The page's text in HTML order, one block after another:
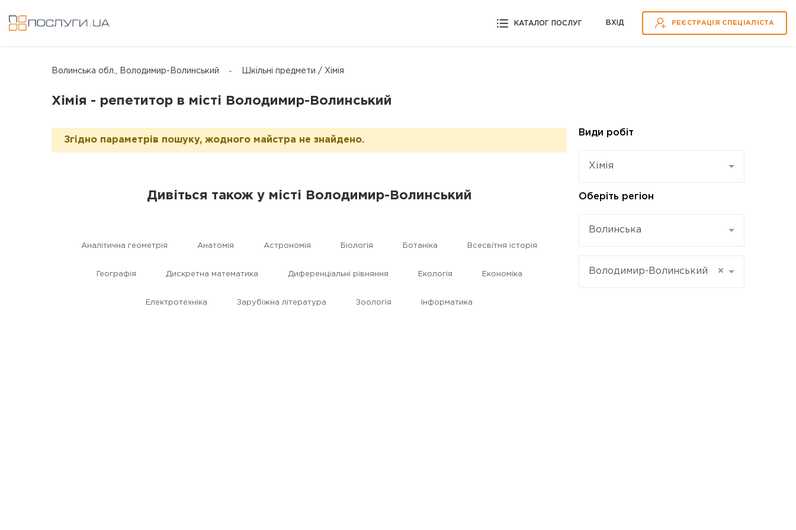
КАТАЛОГ ПОСЛУГ ВХІД РЕЄСТРАЦІЯ СПЕЦІАЛІСТА
Волинська обл., Володимир-Волинський Шкільні предмети / Хімія
Хімія - репетитор в місті Володимир-Волинський
Згідно параметрів пошуку, жодного майстра не знайдено.
Дивіться також у місті Володимир-Волинський
Аналітична геометрія Анатомія Астрономія Біологія Ботаніка Всесвітня історія
Географія Дискретна математика Диференціальні рівняння Екологія Економіка
Електротехніка Зарубіжна література Зоологія Інформатика
Види робіт
Хімія
Оберіть регіон
Волинська
×
Володимир-Волинський